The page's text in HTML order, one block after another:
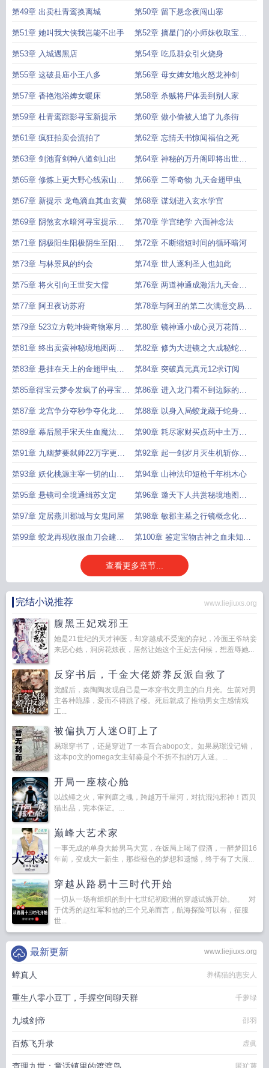
第49章 出卖杜青鸾换离城 第50章 留下悬念夜闯山寨
第51章 她叫我大侠我岂能不出手 第52章 摘星门的小师妹收取宝物
的乾坤袋
第53章 入城遇黑店 第54章 吃瓜群众引火烧身
第55章 这破县庙小王八多 第56章 母女婢女地火怒龙神剑
第57章 香艳泡浴婢女暖床 第58章 杀贼将尸体丢到别人家
第59章 杜青鸾踪影寻宝新提示 第60章 做小偷被人追了九条街
第61章 疯狂拍卖会流拍了 第62章 忘情天书惊闻福伯之死
第63章 剑池育剑种八道剑山出 第64章 神秘的万丹阁即将出世天
人洞府
第65章 修炼上更大野心线索山神
庙神像
第66章 二等奇物 九天金翅甲虫
第67章 新提示 龙龟滴血其血玄黄 第68章 谋划进入玄水学宫
第69章 阴煞玄水暗河寻宝提示再
现
第70章 学宫绝学 六面神念法
第71章 阴极阳生阳极阴生至阳至
阴两朵花
第72章 不断缩短时间的循环暗河
第73章 与林景凤的约会 第74章 世人逐利圣人也如此
第75章 将火引向王世安大儒 第76章 两道神通成激活九天金翅
甲虫
第77章 阿丑夜访苏府 第78章与阿丑的第二次满意交易乾
坤袋到手
第79章 523立方乾坤袋奇物寒月陨
石
第80章 镜神通小成心灵万花筒走
廊求首订
第81章 终出卖蛮神秘境地图两更
万字求首订
第82章 修为大进镜之大成秘蛇会
刺客团求订阅
第83章 悬挂在天上的金翅甲虫卫
星第四更两万字更月票
第84章 突破真元真元12求订阅
第85章得宝云梦令发疯了的寻宝提
示22求订阅
第86章 进入龙门看不到边际的龙
宫秘境求订阅12
第87章 龙宫争分夺秒争夺化龙池
22持续万字更新求订阅
第88章 以身入局蛟龙藏于蛇身求
订阅12
第89章 幕后黑手宋天生血魔法相
横行22
第90章 耗尽家财买点药中土万丹
宗
第91章 九幽梦要弑师22万字更求
月票求订阅
第92章 起一剑岁月灭生机斩你忘
情道12
第93章 妖化桃源主宰一切的山神
庙22
第94章 山神法印短枪千年桃木心
第95章 悬镜司全境通缉苏文定 第96章 邀天下人共赏秘境地图与
万山剑池二合一万字更
第97章 定居燕川郡城与女鬼同屋 第98章 敏郡主墓之行镜概念化重
新定义镜神通二合一
第99章 蛟龙再现收服血刀会建根 第100章 鉴定宝物古神之血未知接
宝盘
查看更多章节...
完结小说推荐 www.liejiuxs.org
腹黑王妃戏邪王
她是21世纪的天才神医，却穿越成不受宠的弃妃，冷面王爷纳妾
来恶心她，洞房花烛夜，居然让她这个王妃去伺候，想羞辱她...
反穿书后，千金大佬娇养反派自救了
觉醒后，秦陶陶发现自己是一本穿书文男主的白月光。生前对男
主各种跪舔，爱而不得跳了楼。死后就成了推动男女主感情戏
工...
被偏执万人迷O盯上了
易璟穿书了，还是穿进了一本百合abopo文。如果易璟没记错，
这本po文的omega女主郁淼是个不折不扣的万人迷。...
开局一座核心舱
以战锤之火，审判庭之魂，跨越万千星河，对抗混沌邪神！西贝
猫出品，完本保证。...
巅峰大艺术家
一事无成的单身大龄男马大宽，在饭局上喝了假酒，一醉梦回16
年前，变成大一新生，那些褪色的梦想和遗憾，终于有了大展...
穿越从路易十三时代开始
一切从一场有组织的到十七世纪初欧洲的穿越试炼开始。 对
于优秀的赵红军和他的三个兄弟而言，航海探险可以有，征服
世...
www.liejiuxs.org
最新更新
蟑真人 养橘猫的惠安人
重生八零小豆丁，手握空间聊天群 千萝绿
九域剑帝 邵羽
百炼飞升录 虚眞
匿犷蔑